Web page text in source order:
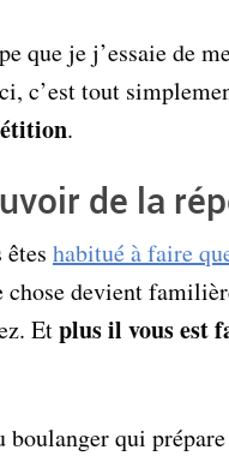
que je j’essaie de
c’est tout
.
de la
habitué à faire
chose devient
Etplus il vous est
boulanger qui